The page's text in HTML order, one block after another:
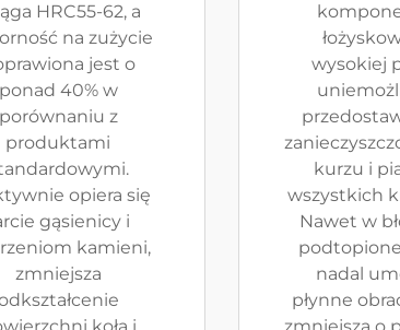
HRC55-62, a
na zużycie
jest o
ponad 40% w
porównaniu z
produktami
opiera się
gąsienicy i
kamieni,
zmniejsza
wysokiej
kurzu i
wszystkich
Nawet w
nadal
płynne